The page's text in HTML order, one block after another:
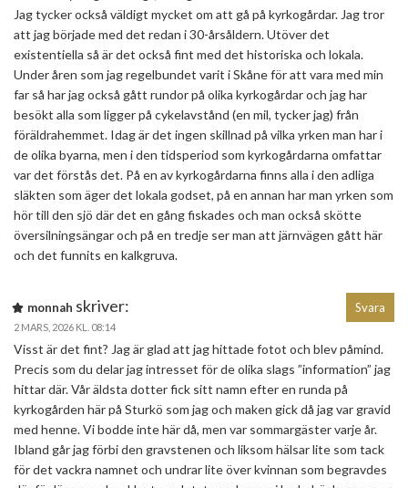
Jag tycker också väldigt mycket om att gå på kyrkogårdar. Jag tror
att jag började med det redan i 30-årsåldern. Utöver det
existentiella så är det också fint med det historiska och lokala.
Under åren som jag regelbundet varit i Skåne för att vara med min
far så har jag också gått rundor på olika kyrkogårdar och jag har
besökt alla som ligger på cykelavstånd (en mil, tycker jag) från
föräldrahemmet. Idag är det ingen skillnad på vilka yrken man har i
de olika byarna, men i den tidsperiod som kyrkogårdarna omfattar
var det förstås det. På en av kyrkogårdarna finns alla i den adliga
släkten som äger det lokala godset, på en annan har man yrken som
hör till den sjö där det en gång fiskades och man också skötte
översilningsängar och på en tredje ser man att järnvägen gått här
och det funnits en kalkgruva.
monnah skriver:
2 MARS, 2026 KL. 08:14
Visst är det fint? Jag är glad att jag hittade fotot och blev påmind.
Precis som du delar jag intresset för de olika slags ”information” jag
hittar där. Vår äldsta dotter fick sitt namn efter en runda på
kyrkogården här på Sturkö som jag och maken gick då jag var gravid
med henne. Vi bodde inte här då, men var sommargäster varje år.
Ibland går jag förbi den gravstenen och liksom hälsar lite som tack
för det vackra namnet och undrar lite över kvinnan som begravdes
Svara